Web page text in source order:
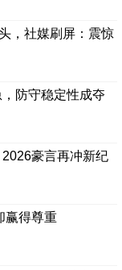
，社媒刷屏：震惊
防守稳定性成夺
豪言再冲新纪
赢得尊重